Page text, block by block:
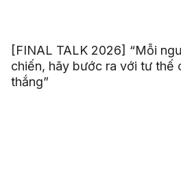
[FINAL TALK 2026] “Mỗi
chiến, hãy bước ra với tư thế
thắng”